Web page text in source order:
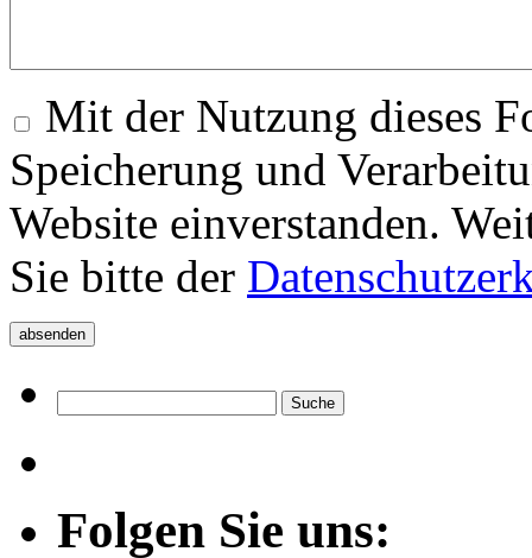
Mit der Nutzung dieses
Speicherung und
Website einverstanden.
Sie bitte der
Folgen Sie uns: